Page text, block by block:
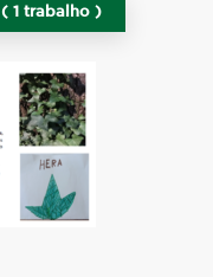
( 1 trabalho )